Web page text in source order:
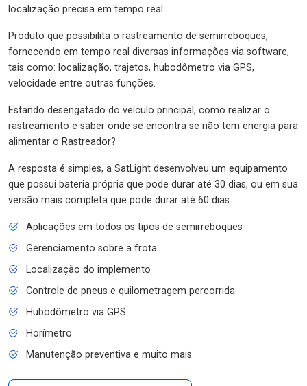
localização precisa em tempo real.
Produto que possibilita o rastreamento de semirreboques,
fornecendo em tempo real diversas informações via software,
tais como: localização, trajetos, hubodômetro via GPS,
velocidade entre outras funções.
Estando desengatado do veículo principal, como realizar o
rastreamento e saber onde se encontra se não tem energia para
alimentar o Rastreador?
A resposta é simples, a SatLight desenvolveu um equipamento
que possui bateria própria que pode durar até 30 dias, ou em sua
versão mais completa que pode durar até 60 dias.
Aplicações em todos os tipos de semirreboques
Gerenciamento sobre a frota
Localização do implemento
Controle de pneus e quilometragem percorrida
Hubodômetro via GPS
Horímetro
Manutenção preventiva e muito mais